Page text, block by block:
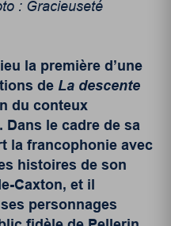
: Gracieuseté
la première d’une
de La descente
du conteux
le cadre de sa
la francophonie avec
histoires de son
Caxton, et il
personnages